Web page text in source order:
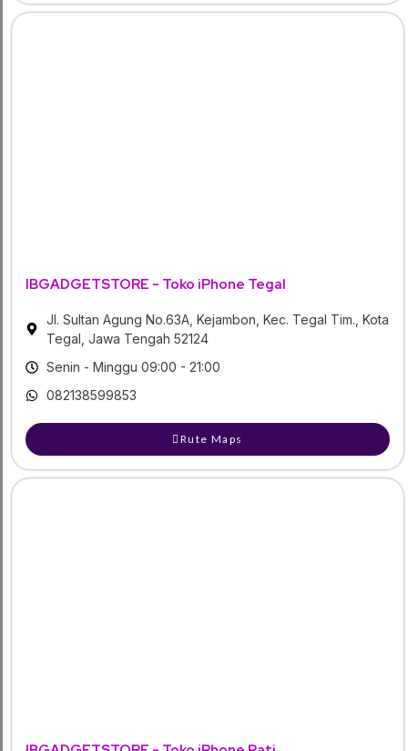
IBGADGETSTORE - Toko iPhone Tegal
Jl. Sultan Agung No.63A, Kejambon, Kec. Tegal Tim., Kota
Tegal, Jawa Tengah 52124
Senin - Minggu 09:00 - 21:00
082138599853
Rute Maps